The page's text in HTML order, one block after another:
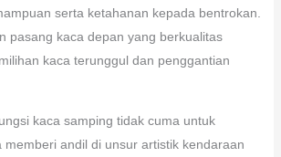
serta ketahanan kepada bentrokan.
pasang kaca depan yang berkualitas
kaca terunggul dan penggantian
kaca samping tidak cuma untuk
memberi andil di unsur artistik kendaraan